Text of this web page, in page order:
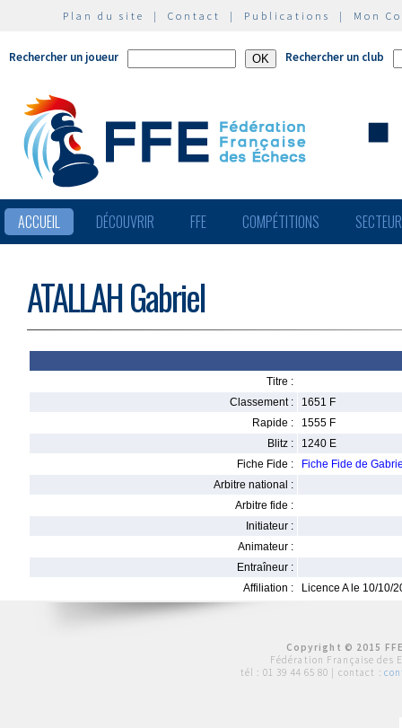
Plan du site | Contact | Publications | Mon
Rechercher un joueur Rechercher un club
ACCUEIL DÉCOUVRIR FFE COMPÉTITIONS
ATALLAH Gabriel
Titre :
Classement :
1651 F
Rapide :
1555 F
Blitz :
1240 E
Fiche Fide :
Fiche Fide de
Arbitre national :
Arbitre fide :
Initiateur :
Animateur :
Entraîneur :
Affiliation :
Licence A le 10/10/
Copyright © 2015
Fédération Française des
tél : 01 39 44 65 80 | contact :